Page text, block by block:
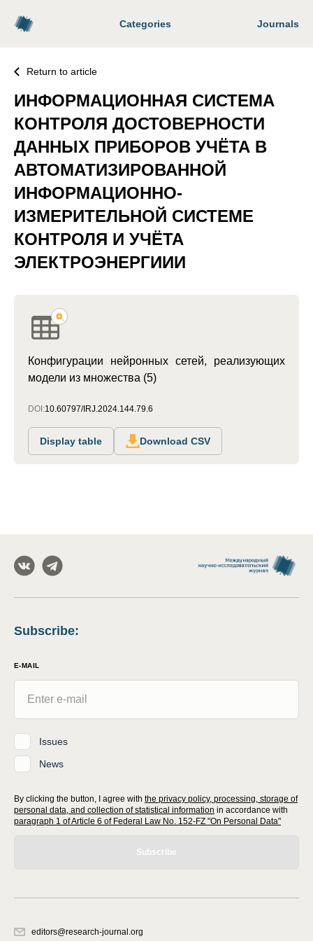
Categories Journals
Return to article
ИНФОРМАЦИОННАЯ СИСТЕМА
КОНТРОЛЯ ДОСТОВЕРНОСТИ
ДАННЫХ ПРИБОРОВ УЧЁТА В
АВТОМАТИЗИРОВАННОЙ
ИНФОРМАЦИОННО-
ИЗМЕРИТЕЛЬНОЙ СИСТЕМЕ
КОНТРОЛЯ И УЧЁТА
ЭЛЕКТРОЭНЕРГИИИ
Конфигурации нейронных сетей, реализующих
модели из множества (5)
DOI:10.60797/IRJ.2024.144.79.6
Display table Download CSV
Subscribe:
E-MAIL
Issues
News
By clicking the button, I agree with the privacy policy, processing, storage of
personal data, and collection of statistical information in accordance with
paragraph 1 of Article 6 of Federal Law No. 152-FZ "On Personal Data"
Subscribe
editors@research-journal.org